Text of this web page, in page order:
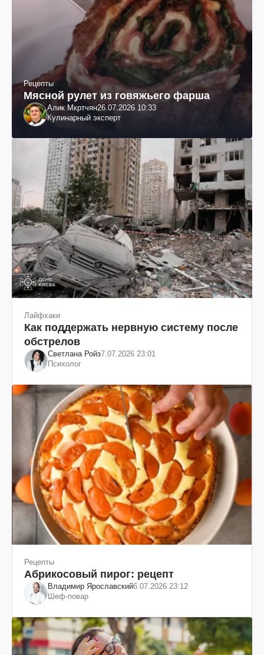
Рецепты
Мясной рулет из говяжьего фарша
Алик Мкртчян26.07.2026 10:33
Кулинарный эксперт
Лайфхаки
Как поддержать нервную систему после
обстрелов
Светлана Ройз7.07.2026 23:01
Психолог
Рецепты
Абрикосовый пирог: рецепт
Владимир Ярославский6.07.2026 23:12
Шеф-повар